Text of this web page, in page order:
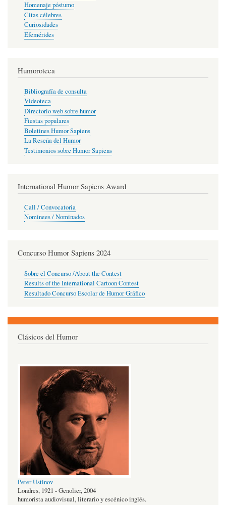
Homenaje póstumo
Citas célebres
Curiosidades
Efemérides
Humoroteca
Bibliografía de consulta
Videoteca
Directorio web sobre humor
Fiestas populares
Boletines Humor Sapiens
La Reseña del Humor
Testimonios sobre Humor Sapiens
International Humor Sapiens Award
Call / Convocatoria
Nominees / Nominados
Concurso Humor Sapiens 2024
Sobre el Concurso /About the Contest
Results of the International Cartoon Contest
Resultado Concurso Escolar de Humor Gráfico
Clásicos del Humor
Peter Ustinov
Londres, 1921 - Genolier, 2004
humorista audiovisual, literario y escénico inglés.